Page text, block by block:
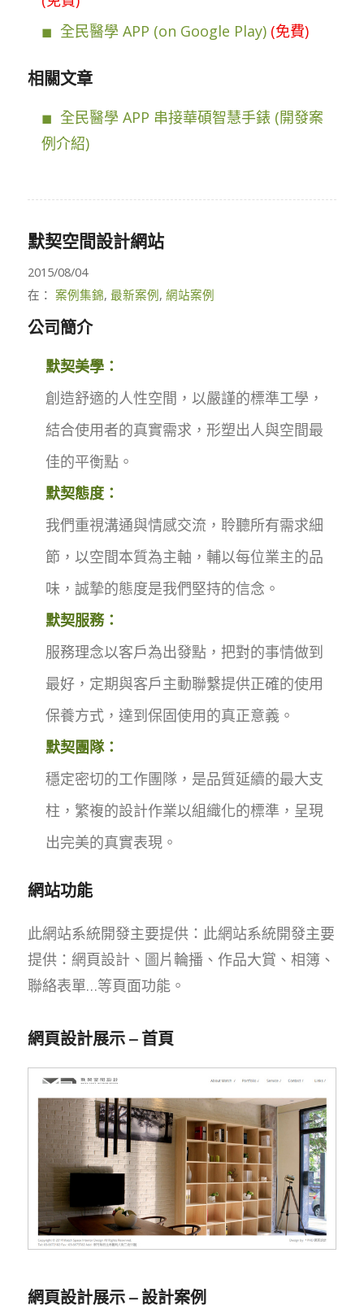
全民醫學 APP (on Google Play) (免費)
相關文章
全民醫學 APP 串接華碩智慧手錶 (開發案
例介紹)
默契空間設計網站
2015/08/04
在： 案例集錦, 最新案例, 網站案例
公司簡介
默契美學：
創造舒適的人性空間，以嚴謹的標準工學，
結合使用者的真實需求，形塑出人與空間最
佳的平衡點。
默契態度：
我們重視溝通與情感交流，聆聽所有需求細
節，以空間本質為主軸，輔以每位業主的品
味，誠摯的態度是我們堅持的信念。
默契服務：
服務理念以客戶為出發點，把對的事情做到
最好，定期與客戶主動聯繫提供正確的使用
保養方式，達到保固使用的真正意義。
默契團隊：
穩定密切的工作團隊，是品質延續的最大支
柱，繁複的設計作業以組織化的標準，呈現
出完美的真實表現。
網站功能
此網站系統開發主要提供：此網站系統開發主要
提供：網頁設計、圖片輪播、作品大賞、相簿、
聯絡表單…等頁面功能。
網頁設計展示 – 首頁
網頁設計展示 – 設計案例